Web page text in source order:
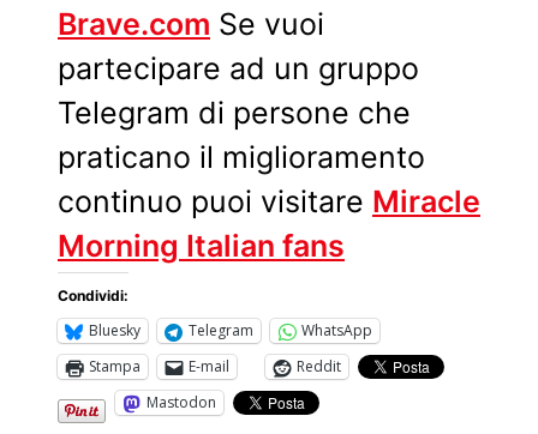
Brave.com Se vuoi
partecipare ad un gruppo
Telegram di persone che
praticano il miglioramento
continuo puoi visitare Miracle
Morning Italian fans
Condividi:
Bluesky Telegram
WhatsApp
Stampa
E-mail
Reddit
Mastodon